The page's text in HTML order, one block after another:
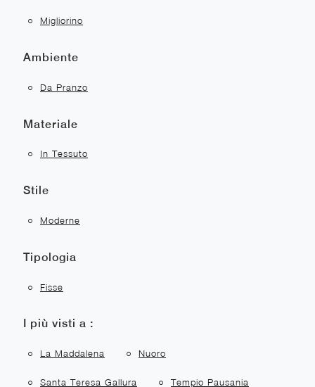
Migliorino
Ambiente
Da Pranzo
Materiale
In Tessuto
Stile
Moderne
Tipologia
Fisse
I più visti a :
La Maddalena Nuoro
Santa Teresa Gallura Tempio Pausania